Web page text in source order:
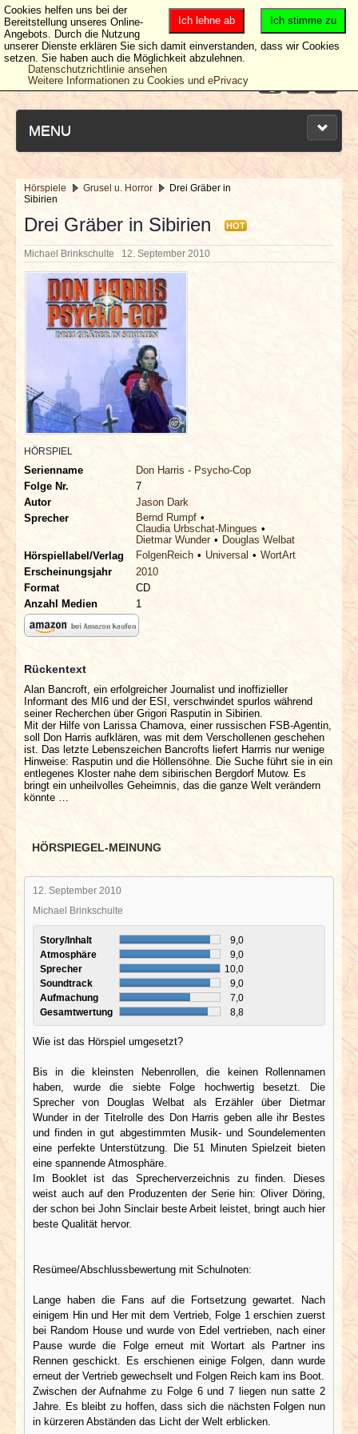
MENU
NEUESTE ARTIKEL
NEWS & DATES
BERICHTE
VERLOSUNGEN
INTERVIEWS
SPECIALS
REDAKTION
LINKS
Hörspiele Grusel u. Horror
Drei Gräber in
Sibirien
Drei Gräber in Sibirien HOT
Michael Brinkschulte 12. September 2010
HÖRSPIEL
Serienname
Don Harris - Psycho-Cop
Folge Nr.
7
Autor
Jason Dark
Sprecher
Bernd Rumpf
Claudia Urbschat-Mingues
Dietmar Wunder
Douglas Welbat
Hörspiellabel/Verlag
FolgenReich Universal
WortArt
Erscheinungsjahr
2010
Format
CD
Anzahl Medien
1
Rückentext
Alan Bancroft, ein erfolgreicher Journalist und inoffizieller
Informant des MI6 und der ESI, verschwindet spurlos während
seiner Recherchen über Grigori Rasputin in Sibirien.
Mit der Hilfe von Larissa Chamova, einer russischen FSB-Agentin,
soll Don Harris aufklären, was mit dem Verschollenen geschehen
ist. Das letzte Lebenszeichen Bancrofts liefert Harrris nur wenige
Hinweise: Rasputin und die Höllensöhne. Die Suche führt sie in ein
entlegenes Kloster nahe dem sibirischen Bergdorf Mutow. Es
bringt ein unheilvolles Geheimnis, das die ganze Welt verändern
könnte …
HÖRSPIEGEL-MEINUNG
12. September 2010
Michael Brinkschulte
Story/Inhalt
9,0
Atmosphäre
9,0
Sprecher
10,0
Soundtrack
9,0
Aufmachung
7,0
Gesamtwertung
8,8
Wie ist das Hörspiel umgesetzt?
Bis in die kleinsten Nebenrollen, die keinen Rollennamen
haben, wurde die siebte Folge hochwertig besetzt. Die
Sprecher von Douglas Welbat als Erzähler über Dietmar
Wunder in der Titelrolle des Don Harris geben alle ihr Bestes
und finden in gut abgestimmten Musik- und Soundelementen
eine perfekte Unterstützung. Die 51 Minuten Spielzeit bieten
eine spannende Atmosphäre.
Im Booklet ist das Sprecherverzeichnis zu finden. Dieses
weist auch auf den Produzenten der Serie hin: Oliver Döring,
der schon bei John Sinclair beste Arbeit leistet, bringt auch hier
beste Qualität hervor.
Resümee/Abschlussbewertung mit Schulnoten:
Lange haben die Fans auf die Fortsetzung gewartet. Nach
einigem Hin und Her mit dem Vertrieb, Folge 1 erschien zuerst
bei Random House und wurde von Edel vertrieben, nach einer
Pause wurde die Folge erneut mit Wortart als Partner ins
Rennen geschickt. Es erschienen einige Folgen, dann wurde
erneut der Vertrieb gewechselt und Folgen Reich kam ins Boot.
Zwischen der Aufnahme zu Folge 6 und 7 liegen nun satte 2
Jahre. Es bleibt zu hoffen, dass sich die nächsten Folgen nun
in kürzeren Abständen das Licht der Welt erblicken.
Ich stimme zu
Ich lehne ab
Cookies helfen uns bei der
Bereitstellung unseres Online-
Angebots. Durch die Nutzung
unserer Dienste erklären Sie sich damit einverstanden, dass wir Cookies
setzen. Sie haben auch die Möglichkeit abzulehnen.
Datenschutzrichtlinie ansehen
Weitere Informationen zu Cookies und ePrivacy